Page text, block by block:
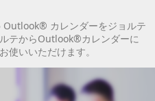
カレンダーをジョルテ
テからOutlook®カレンダーに
使いいただけます。